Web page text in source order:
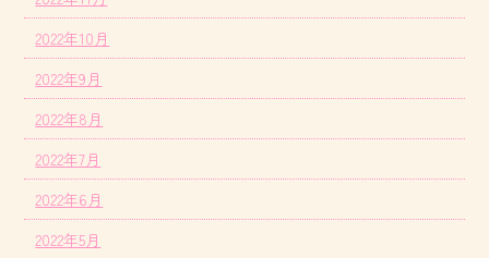
2022年10月
2022年9月
2022年8月
2022年7月
2022年6月
2022年5月